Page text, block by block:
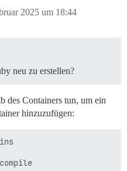
2025 um 18:44
neu zu erstellen?
des Containers tun, um ein
hinzuzufügen: